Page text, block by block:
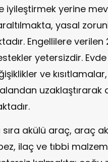
iyileştirmek yerine
yasal
Engellilere
yetersizdir.
ve
uzaklaştırarak
sıra akülü araç, araç
ilaç ve tıbbi